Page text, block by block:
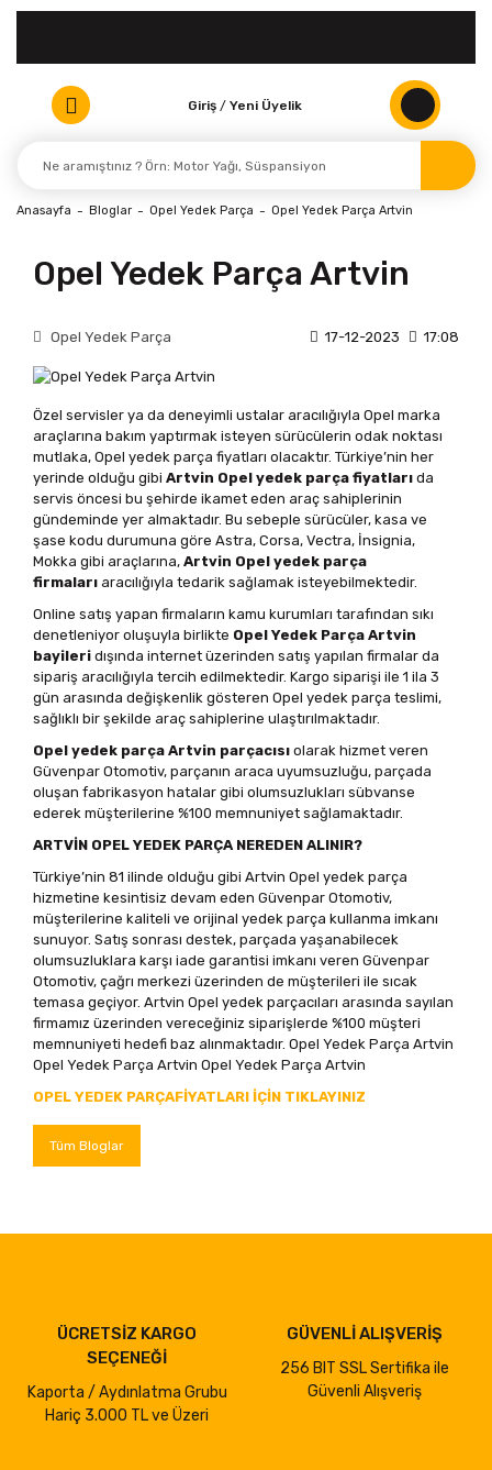
Giriş / Yeni Üyelik
Anasayfa Bloglar Opel Yedek Parça Opel Yedek Parça Artvin
Opel Yedek Parça Artvin
Opel Yedek Parça 17-12-2023 17:08
Özel servisler ya da deneyimli ustalar aracılığıyla Opel marka
araçlarına bakım yaptırmak isteyen sürücülerin odak noktası
mutlaka, Opel yedek parça fiyatları olacaktır. Türkiye’nin her
yerinde olduğu gibi Artvin Opel yedek parça fiyatları da
servis öncesi bu şehirde ikamet eden araç sahiplerinin
gündeminde yer almaktadır. Bu sebeple sürücüler, kasa ve
şase kodu durumuna göre Astra, Corsa, Vectra, İnsignia,
Mokka gibi araçlarına, Artvin Opel yedek parça
firmaları aracılığıyla tedarik sağlamak isteyebilmektedir.
Online satış yapan firmaların kamu kurumları tarafından sıkı
denetleniyor oluşuyla birlikte Opel Yedek Parça Artvin
bayileri dışında internet üzerinden satış yapılan firmalar da
sipariş aracılığıyla tercih edilmektedir. Kargo siparişi ile 1 ila 3
gün arasında değişkenlik gösteren Opel yedek parça teslimi,
sağlıklı bir şekilde araç sahiplerine ulaştırılmaktadır.
Opel yedek parça Artvin parçacısı olarak hizmet veren
Güvenpar Otomotiv, parçanın araca uyumsuzluğu, parçada
oluşan fabrikasyon hatalar gibi olumsuzlukları sübvanse
ederek müşterilerine %100 memnuniyet sağlamaktadır.
ARTVİN OPEL YEDEK PARÇA NEREDEN ALINIR?
Türkiye’nin 81 ilinde olduğu gibi Artvin Opel yedek parça
hizmetine kesintisiz devam eden Güvenpar Otomotiv,
müşterilerine kaliteli ve orijinal yedek parça kullanma imkanı
sunuyor. Satış sonrası destek, parçada yaşanabilecek
olumsuzluklara karşı iade garantisi imkanı veren Güvenpar
Otomotiv, çağrı merkezi üzerinden de müşterileri ile sıcak
temasa geçiyor. Artvin Opel yedek parçacıları arasında sayılan
firmamız üzerinden vereceğiniz siparişlerde %100 müşteri
memnuniyeti hedefi baz alınmaktadır. Opel Yedek Parça Artvin
Opel Yedek Parça Artvin Opel Yedek Parça Artvin
OPEL YEDEK PARÇAFİYATLARI İÇİN TIKLAYINIZ
Tüm Bloglar
ÜCRETSİZ KARGO
SEÇENEĞİ
Kaporta / Aydınlatma Grubu
Hariç 3.000 TL ve Üzeri
GÜVENLİ ALIŞVERİŞ
256 BIT SSL Sertifika ile
Güvenli Alışveriş